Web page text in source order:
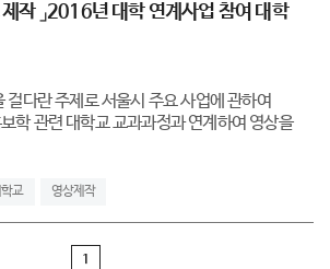
제작 」2016년 대학 연계사업 참여 대학
걸다란 주제로 서울시 주요 사업에 관하여
학 관련 대학교 교과과정과 연계하여 영상을
교 영상제작
1